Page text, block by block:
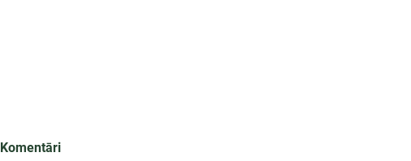
Komentāri